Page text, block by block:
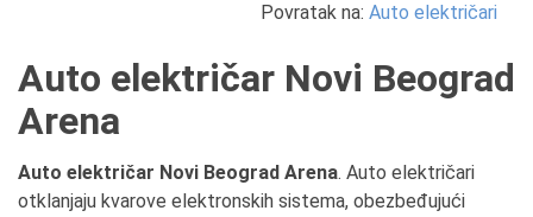
Povratak na: Auto električari
Auto električar Novi Beograd
Arena
Auto električar Novi Beograd Arena. Auto električari
otklanjaju kvarove elektronskih sistema, obezbeđujući